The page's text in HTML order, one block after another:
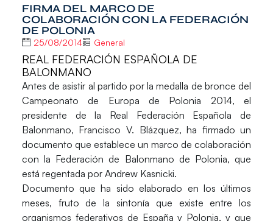
FIRMA DEL MARCO DE
COLABORACIÓN CON LA FEDERACIÓN
DE POLONIA
25/08/2014 General
REAL FEDERACIÓN ESPAÑOLA DE
BALONMANO
Antes de asistir al partido por la medalla de bronce del
Campeonato de Europa de Polonia 2014, el
presidente de la Real Federación Española de
Balonmano, Francisco V. Blázquez, ha firmado un
documento que establece un marco de colaboración
con la Federación de Balonmano de Polonia, que
está regentada por Andrew Kasnicki.
Documento que ha sido elaborado en los últimos
meses, fruto de la sintonía que existe entre los
organismos federativos de España y Polonia, y que